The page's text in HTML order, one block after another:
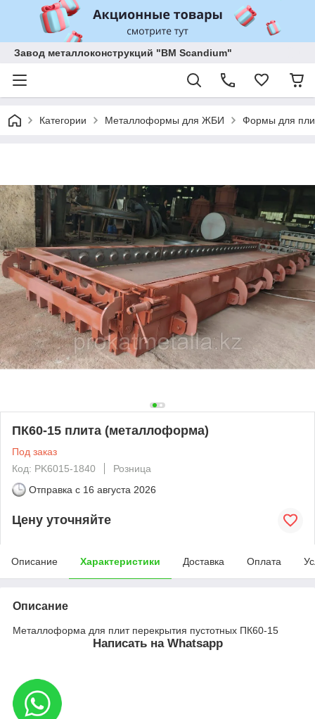
Завод металлоконструкций "BM Scandium"
Категории Металлоформы для ЖБИ Формы для
ПК60-15 плита (металлоформа)
Под заказ
Код: PK6015-1840
Розница
Отправка с 16 августа 2026
Цену уточняйте
Описание Характеристики Доставка Оплата
Описание
Металлоформа для плит перекрытия пустотных ПК60-15
Написать на Whatsapp